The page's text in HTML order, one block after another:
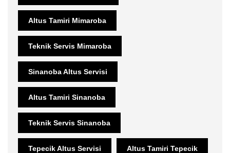
Altus Tamiri Mimaroba
Teknik Servis Mimaroba
Sinanoba Altus Servisi
Altus Tamiri Sinanoba
Teknik Servis Sinanoba
Tepecik Altus Servisi Altus Tamiri Tepecik